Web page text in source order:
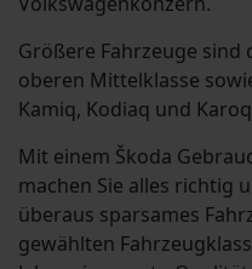
Größere Fahrzeuge
oberen Mittelklasse
Kamiq, Kodiaq und
Mit einem Škoda
machen Sie alles richtig
überaus sparsames
gewählten